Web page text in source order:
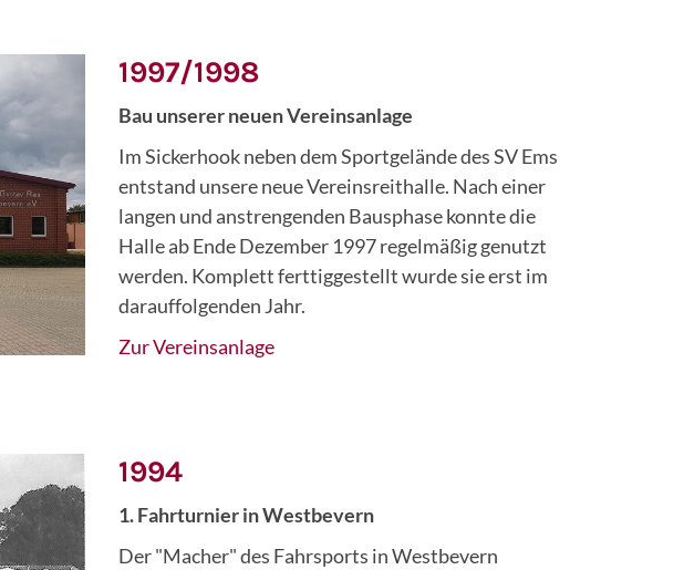
1997/1998
Bau unserer neuen Vereinsanlage
Im Sickerhook neben dem Sportgelände des SV Ems
entstand unsere neue Vereinsreithalle. Nach einer
langen und anstrengenden Bausphase konnte die
Halle ab Ende Dezember 1997 regelmäßig genutzt
werden. Komplett ferttiggestellt wurde sie erst im
darauffolgenden Jahr.
Zur Vereinsanlage
1994
1. Fahrturnier in Westbevern
Der "Macher" des Fahrsports in Westbevern